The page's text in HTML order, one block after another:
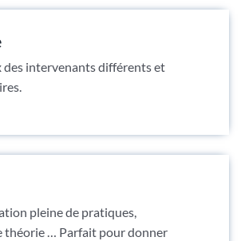
des intervenants différents et
pleine de pratiques,
théorie … Parfait pour donner